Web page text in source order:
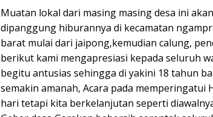
Muatan lokal dari masing masing desa ini
dipanggung hiburannya di kecamatan
barat mulai dari jaipong,kemudian calung,
berikut kami mengapresiasi kepada seluruh
begitu antusias sehingga di yakini 18 tahun
semakin amanah, Acara pada memperingatui
hari tetapi kita berkelanjutan seperti